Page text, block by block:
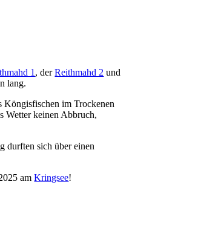
1 , derReithmahd 2 und
lang.
Köngisfischen im Trockenen
Wetter keinen Abbruch,
durften sich über einen
amKringsee!